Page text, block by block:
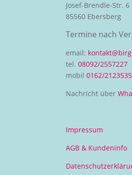
Josef-Brendle-Str. 6
85560 Ebersberg
Termine nach
email:
tel.08092/2557227
mobil0162/2123535
Nachricht über
Impressum
AGB & Kundeninfo